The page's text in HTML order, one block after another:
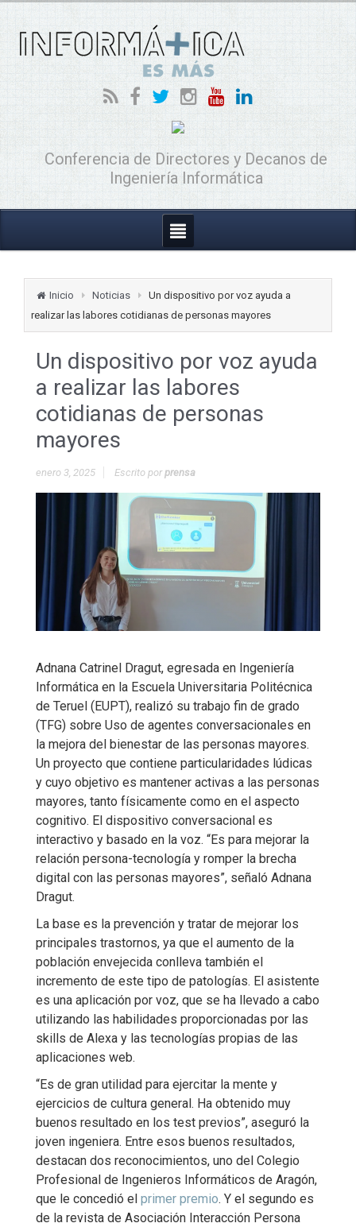
Conferencia de Directores y Decanos de
Ingeniería Informática
Inicio Noticias
Un dispositivo por voz ayuda a
realizar las labores cotidianas de personas mayores
Un dispositivo por voz ayuda
a realizar las labores
cotidianas de personas
mayores
enero 3, 2025 Escrito porprensa
Adnana Catrinel Dragut, egresada en Ingeniería
Informática en la Escuela Universitaria Politécnica
de Teruel (EUPT), realizó su trabajo fin de grado
(TFG) sobre Uso de agentes conversacionales en
la mejora del bienestar de las personas mayores.
Un proyecto que contiene particularidades lúdicas
y cuyo objetivo es mantener activas a las personas
mayores, tanto físicamente como en el aspecto
cognitivo. El dispositivo conversacional es
interactivo y basado en la voz. “Es para mejorar la
relación persona-tecnología y romper la brecha
digital con las personas mayores”, señaló Adnana
Dragut.
La base es la prevención y tratar de mejorar los
principales trastornos, ya que el aumento de la
población envejecida conlleva también el
incremento de este tipo de patologías. El asistente
es una aplicación por voz, que se ha llevado a cabo
utilizando las habilidades proporcionadas por las
skills de Alexa y las tecnologías propias de las
aplicaciones web.
“Es de gran utilidad para ejercitar la mente y
ejercicios de cultura general. Ha obtenido muy
buenos resultado en los test previos”, aseguró la
joven ingeniera. Entre esos buenos resultados,
destacan dos reconocimientos, uno del Colegio
Profesional de Ingenieros Informáticos de Aragón,
que le concedió el primer premio. Y el segundo es
de la revista de Asociación Interacción Persona